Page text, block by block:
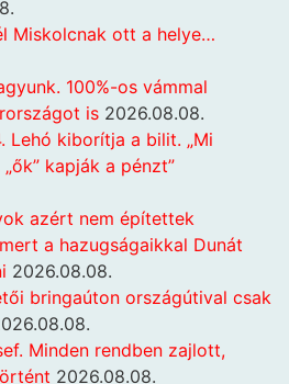
Miskolcnak ott a helye…
100%-os vámmal
is 2026.08.08.
Lehó kiborítja a bilit. „Mi
kapják a pénzt”
azért nem építettek
a hazugságaikkal Dunát
2026.08.08.
bringaúton országútival csak
Minden rendben zajlott,
2026.08.08.